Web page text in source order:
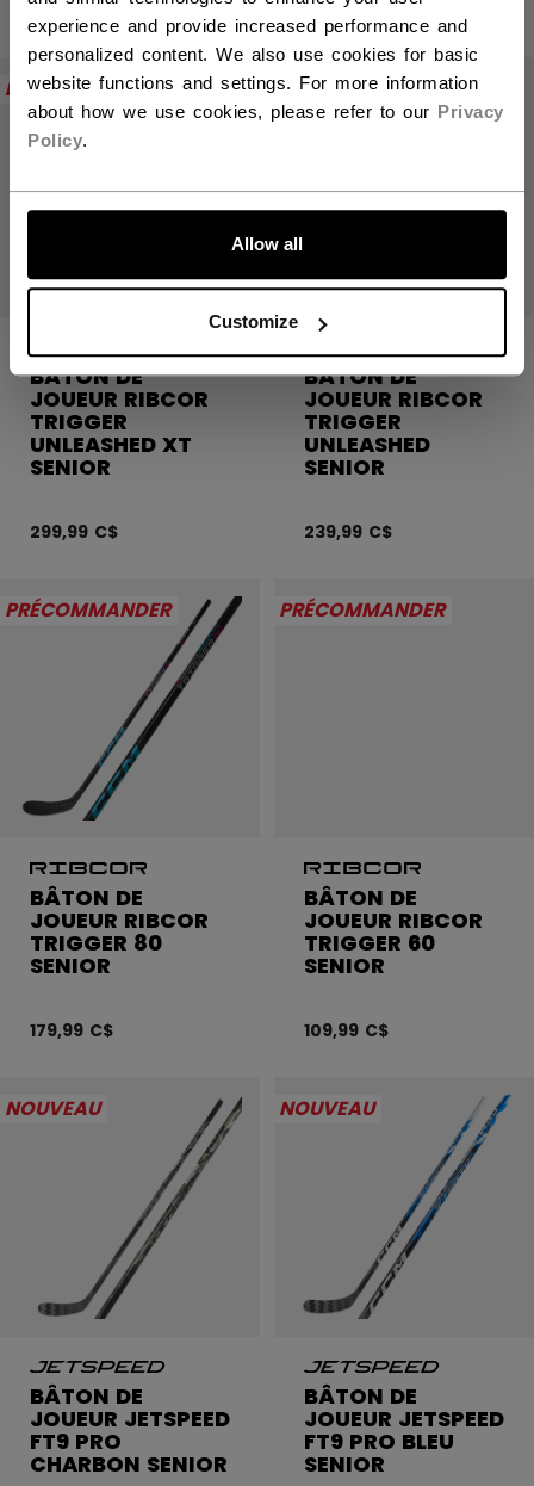
experience and provide increased performance and
personalized content. We also use cookies for basic
website functions and settings. For more information
about how we use cookies, please refer to our Privacy
Policy.
Allow all
Customize
ALLONS-Y !
439,99 C$
PRÉCOMMANDER
BÂTON DE
JOUEUR RIBCOR
TRIGGER
UNLEASHED XT
SENIOR
299,99 C$
PRÉCOMMANDER
BÂTON DE
JOUEUR RIBCOR
TRIGGER
UNLEASHED
SENIOR
239,99 C$
PRÉCOMMANDER
BÂTON DE
JOUEUR RIBCOR
TRIGGER 80
SENIOR
179,99 C$
PRÉCOMMANDER
BÂTON DE
JOUEUR RIBCOR
TRIGGER 60
SENIOR
109,99 C$
NOUVEAU
BÂTON DE
JOUEUR JETSPEED
FT9 PRO
CHARBON SENIOR
NOUVEAU
BÂTON DE
JOUEUR JETSPEED
FT9 PRO BLEU
SENIOR